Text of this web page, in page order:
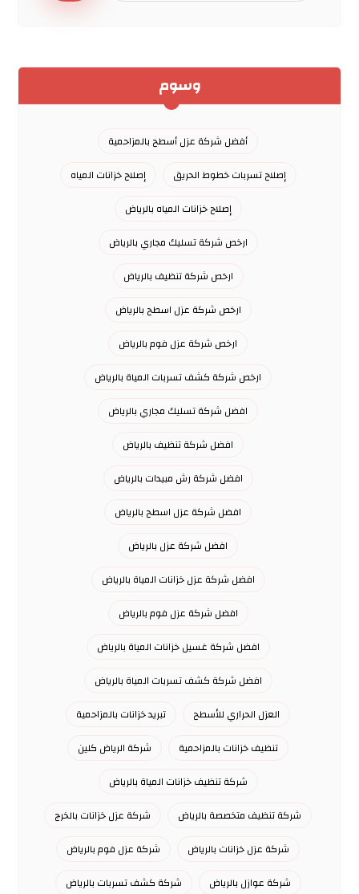
وسوم
أفضل شركة عزل أسطح بالمزاحمية
إصلاح تسربات خطوط الحريق
إصلاح خزانات المياه
إصلاح خزانات المياه بالرياض
ارخص شركة تسليك مجاري بالرياض
ارخص شركة تنظيف بالرياض
ارخص شركة عزل اسطح بالرياض
ارخص شركة عزل فوم بالرياض
ارخص شركة كشف تسربات المياة بالرياض
افضل شركة تسليك مجاري بالرياض
افضل شركة تنظيف بالرياض
افضل شركة رش مبيدات بالرياض
افضل شركة عزل اسطح بالرياض
افضل شركة عزل بالرياض
افضل شركة عزل خزانات المياة بالرياض
افضل شركة عزل فوم بالرياض
افضل شركة غسيل خزانات المياة بالرياض
افضل شركة كشف تسربات المياة بالرياض
العزل الحراري للأسطح
تبريد خزانات بالمزاحمية
تنظيف خزانات بالمزاحمية
شركة الرياض كلين
شركة تنظيف خزانات المياة بالرياض
شركة تنظيف متخصصة بالرياض
شركة عزل خزانات بالخرج
شركة عزل خزانات بالرياض
شركة عزل فوم بالرياض
شركة عوازل بالرياض
شركة كشف تسربات بالرياض